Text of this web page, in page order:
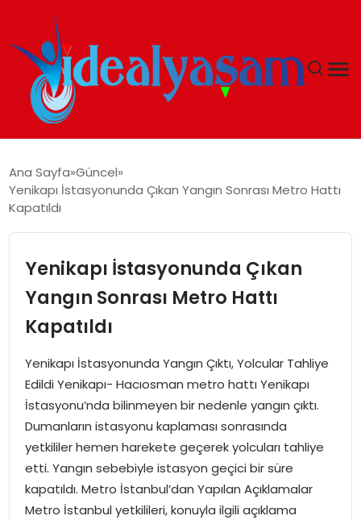
GÜNDEM
İDEAL YAŞAM
İDEAL SPOR
YAŞAM
MAGAZIN
SAĞLIK
SOSYAL HABER
Ana Sayfa Güncel
Yenikapı İstasyonunda Çıkan Yangın Sonrası Metro Hattı
Kapatıldı
Yenikapı İstasyonunda Çıkan
Yangın Sonrası Metro Hattı
Kapatıldı
Yenikapı İstasyonunda Yangın Çıktı, Yolcular Tahliye
Edildi Yenikapı- Hacıosman metro hattı Yenikapı
İstasyonu’nda bilinmeyen bir nedenle yangın çıktı.
Dumanların istasyonu kaplaması sonrasında
yetkililer hemen harekete geçerek yolcuları tahliye
etti. Yangın sebebiyle istasyon geçici bir süre
kapatıldı. Metro İstanbul’dan Yapılan Açıklamalar
Metro İstanbul yetkilileri, konuyla ilgili açıklama